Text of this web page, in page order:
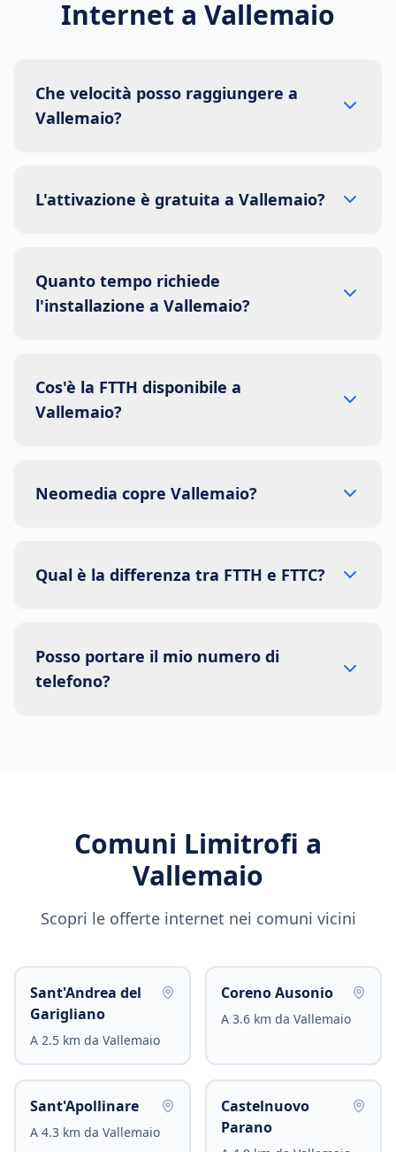
Internet a Vallemaio
Che velocità posso raggiungere a
Vallemaio?
L'attivazione è gratuita a Vallemaio?
Quanto tempo richiede
l'installazione a Vallemaio?
Cos'è la FTTH disponibile a
Vallemaio?
Neomedia copre Vallemaio?
Qual è la differenza tra FTTH e FTTC?
Posso portare il mio numero di
telefono?
Comuni Limitrofi a
Vallemaio
Scopri le offerte internet nei comuni vicini
Sant'Andrea del
Garigliano
A 2.5 km da Vallemaio
Coreno Ausonio
A 3.6 km da Vallemaio
Sant'Apollinare
A 4.3 km da Vallemaio
Castelnuovo
Parano